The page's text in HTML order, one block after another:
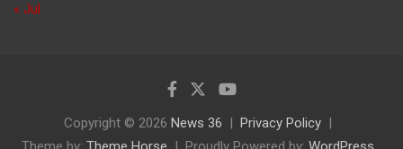
« Jul
Copyright © 2026 News 36
Privacy Policy